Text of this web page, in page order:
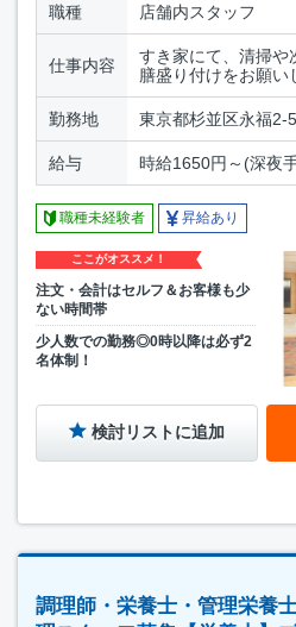
職種 店舗内スタッフ
仕事内容
すき家にて、清掃や
膳盛り付けをお願い
勤務地 東京都杉並区永福2-
給与 時給1650円～(深夜
職種未経験者 昇給あり
ここがオススメ！
注文・会計はセルフ＆お客様も少
ない時間帯
少人数での勤務◎0時以降は必ず2
名体制！
検討リストに追加
調理師・栄養士・管理栄養